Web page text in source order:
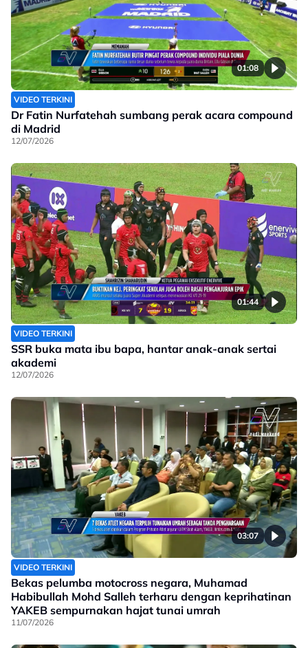
01:08
VIDEO TERKINI
Dr Fatin Nurfatehah sumbang perak acara compound
di Madrid
12/07/2026
01:44
VIDEO TERKINI
SSR buka mata ibu bapa, hantar anak-anak sertai
akademi
12/07/2026
03:07
VIDEO TERKINI
Bekas pelumba motocross negara, Muhamad
Habibullah Mohd Salleh terharu dengan keprihatinan
YAKEB sempurnakan hajat tunai umrah
11/07/2026